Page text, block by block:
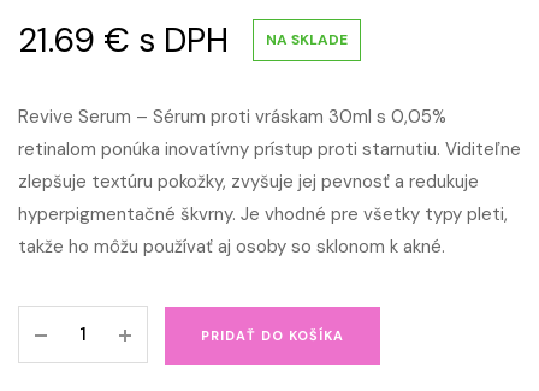
21.69 € s DPH NA SKLADE
Revive Serum – Sérum proti vráskam 30ml s 0,05%
retinalom ponúka inovatívny prístup proti starnutiu. Viditeľne
zlepšuje textúru pokožky, zvyšuje jej pevnosť a redukuje
hyperpigmentačné škvrny. Je vhodné pre všetky typy pleti,
takže ho môžu používať aj osoby so sklonom k akné.
Serum
PRIDAŤ DO KOŠÍKA